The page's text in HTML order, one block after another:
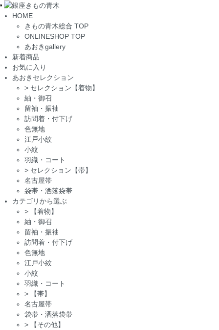
Toggle
navigation
HOME
きもの青木総合 TOP
ONLINESHOP TOP
あおきgallery
新着商品
お気に入り
あおきセレクション
> セレクション【着物】
紬・御召
留袖・振袖
訪問着・付下げ
色無地
江戸小紋
小紋
羽織・コート
> セレクション【帯】
名古屋帯
袋帯・洒落袋帯
カテゴリから選ぶ
>
【着物】
紬・御召
留袖・振袖
訪問着・付下げ
色無地
江戸小紋
小紋
羽織・コート
>
【帯】
名古屋帯
袋帯・洒落袋帯
>
【その他】